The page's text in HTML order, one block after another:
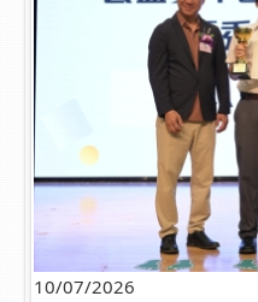
10/07/2026